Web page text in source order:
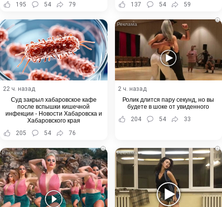
195
54 79
137
54 59
22 ч. назад
Суд закрыл хабаровское кафе
после вспышки кишечной
инфекции - Новости Хабаровска и
Хабаровского края
205
54 76
i
2 ч. назад
Ролик длится пару секунд, но вы
будете в шоке от увиденного
204
54 33
i i